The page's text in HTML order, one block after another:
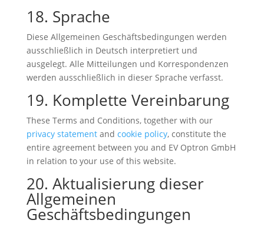
18. Sprache
Diese Allgemeinen Geschäftsbedingungen werden
ausschließlich in Deutsch interpretiert und
ausgelegt. Alle Mitteilungen und Korrespondenzen
werden ausschließlich in dieser Sprache verfasst.
19. Komplette Vereinbarung
These Terms and Conditions, together with our
privacy statementand cookie policy, constitute the
entire agreement between you and EV Optron GmbH
in relation to your use of this website.
20. Aktualisierung dieser
Allgemeinen
Geschäftsbedingungen